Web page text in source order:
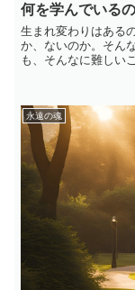
何を学んでいる
生まれ変わりはある
か、ないのか。そん
も、そんなに難しい
永遠の魂